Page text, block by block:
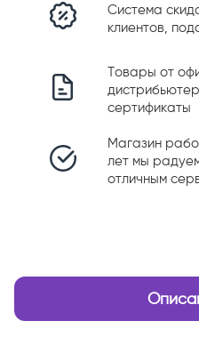
Система
клиентов,
Товары от
сертификаты
Магазин
лет мы
отличным